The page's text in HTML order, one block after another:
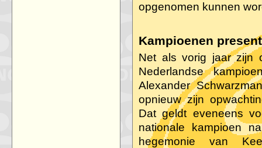
opgenomen kunnen
Kampioenen
Net als vorig jaar zijn
Nederlandse
Alexander
opnieuw zijn
Dat geldt eveneens
nationale kampioen
hegemonie van